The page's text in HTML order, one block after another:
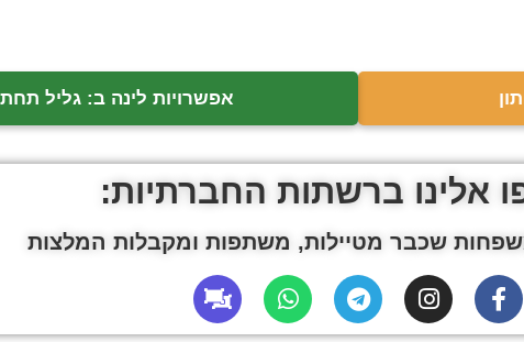
אפשרויות לינה ב: גליל
אלינו ברשתות החברתיות:
שכבר מטיילות, משתפות ומקבלות המלצות